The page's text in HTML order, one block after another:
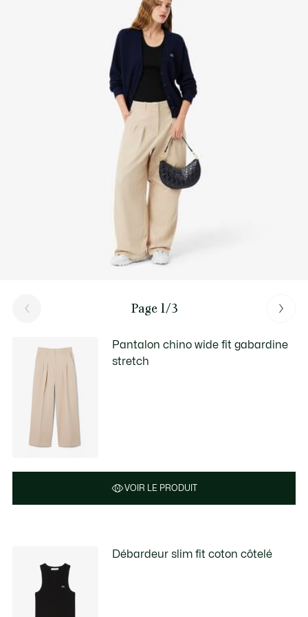
Page 1/3
Pantalon chino wide fit gabardine
stretch
VOIR LE PRODUIT
Débardeur slim fit coton côtelé